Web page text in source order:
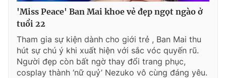
'Miss Peace' Ban Mai khoe vẻ đẹp ngọt ngào ở
tuổi 22
Tham gia sự kiện dành cho giới trẻ , Ban Mai thu
hút sự chú ý khi xuất hiện với sắc vóc quyến rũ.
Người đẹp còn bất ngờ thay đổi trang phục,
cosplay thành ‘nữ quỷ’ Nezuko vô cùng đáng yêu.